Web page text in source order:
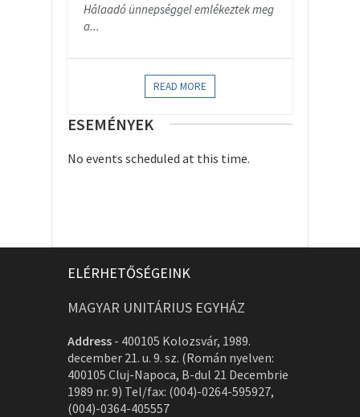
Hálaadó ünnepséggel emlékeztek meg
a...
READ MORE
ESEMÉNYEK
No events scheduled at this time.
ELÉRHETŐSÉGEINK
MAGYAR UNITÁRIUS EGYHÁZ
Address - 400105 Kolozsvár, 1989.
december 21. u. 9. sz. (Román nyelven:
400105 Cluj-Napoca, B-dul 21 Decembrie
1989 nr. 9) Tel/fax: (004)-0264-595927,
(004)-0364-405557